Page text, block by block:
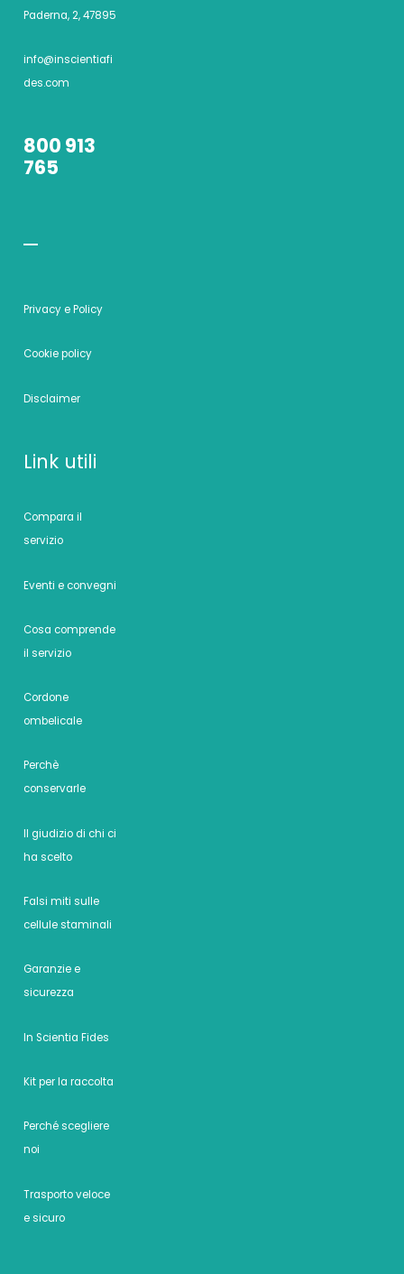
Paderna, 2, 47895
info@inscientiafi
des.com
800 913
765
Privacy e Policy
Cookie policy
Disclaimer
Link utili
Compara il
servizio
Eventi e convegni
Cosa comprende
il servizio
Cordone
ombelicale
Perchè
conservarle
Il giudizio di chi ci
ha scelto
Falsi miti sulle
cellule staminali
Garanzie e
sicurezza
In Scientia Fides
Kit per la raccolta
Perché scegliere
noi
Trasporto veloce
e sicuro